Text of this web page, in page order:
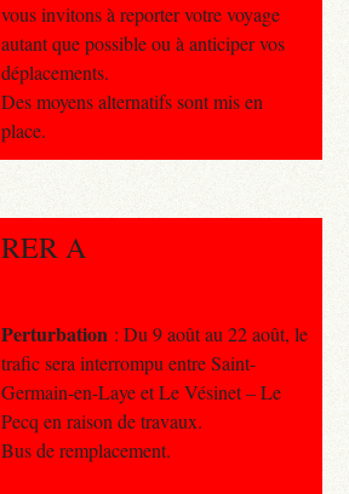
vous invitons à reporter votre voyage
autant que possible ou à anticiper vos
déplacements.
Des moyens alternatifs sont mis en
place.
RER A
Perturbation : Du 9 août au 22 août, le
trafic sera interrompu entre Saint-
Germain-en-Laye et Le Vésinet – Le
Pecq en raison de travaux.
Bus de remplacement.